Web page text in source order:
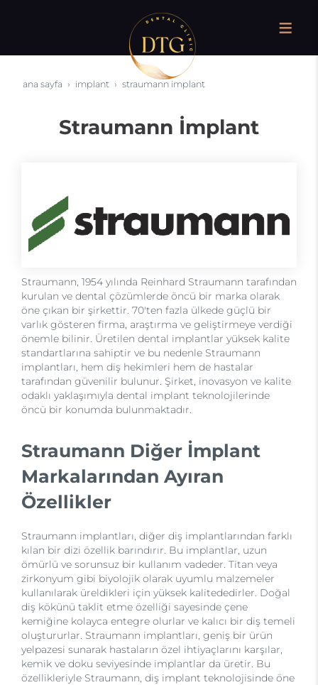
ana sayfa i̇mplant straumann i̇mplant
Straumann İmplant
Straumann, 1954 yılında Reinhard Straumann tarafından
kurulan ve dental çözümlerde öncü bir marka olarak
öne çıkan bir şirkettir. 70'ten fazla ülkede güçlü bir
varlık gösteren firma, araştırma ve geliştirmeye verdiği
önemle bilinir. Üretilen dental implantlar yüksek kalite
standartlarına sahiptir ve bu nedenle Straumann
implantları, hem diş hekimleri hem de hastalar
tarafından güvenilir bulunur. Şirket, inovasyon ve kalite
odaklı yaklaşımıyla dental implant teknolojilerinde
öncü bir konumda bulunmaktadır.
Straumann Diğer İmplant
Markalarından Ayıran
Özellikler
Straumann implantları, diğer diş implantlarından farklı
kılan bir dizi özellik barındırır. Bu implantlar, uzun
ömürlü ve sorunsuz bir kullanım vadeder. Titan veya
zirkonyum gibi biyolojik olarak uyumlu malzemeler
kullanılarak üreldikleri için yüksek kalitededirler. Doğal
diş kökünü taklit etme özelliği sayesinde çene
kemiğine kolayca entegre olurlar ve kalıcı bir diş temeli
oluştururlar. Straumann implantları, geniş bir ürün
yelpazesi sunarak hastaların özel ihtiyaçlarını karşılar,
kemik ve doku seviyesinde implantlar da üretir. Bu
özellikleriyle Straumann, diş implant teknolojisinde öne